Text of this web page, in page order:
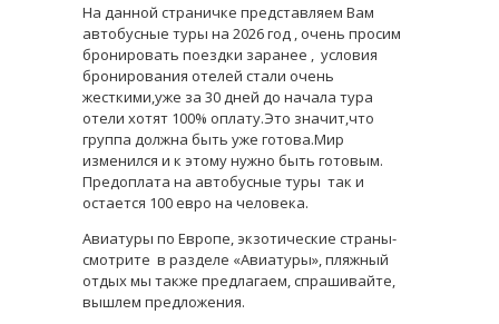
На данной страничке представляем Вам
автобусные туры на 2026 год , очень просим
бронировать поездки заранее , условия
бронирования отелей стали очень
жесткими,уже за 30 дней до начала тура
отели хотят 100% оплату.Это значит,что
группа должна быть уже готова.Мир
изменился и к этому нужно быть готовым.
Предоплата на автобусные туры так и
остается 100 евро на человека.
Авиатуры по Европе, экзотические страны-
смотрите в разделе «Авиатуры», пляжный
отдых мы также предлагаем, спрашивайте,
вышлем предложения.